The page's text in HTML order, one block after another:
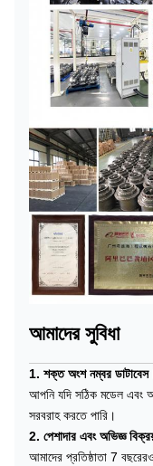
আমাদের সুবিধা
1. শক্ত অংশ নম্বর
আপনি যদি সঠিক মডেল এবং
সরবরাহ করতে পারি।
2. পেশাদার এবং অভিজ্ঞ
আমাদের প্রতিষ্ঠাতা 7